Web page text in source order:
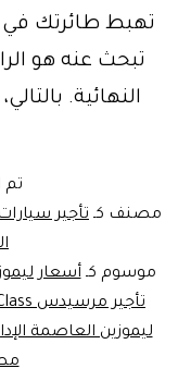
تهبط طائرتك في
تبحث عنه هو
النهائية.
تم
مصنف كـ تأجير
موسوم كـأسعار
تأجير مرسيدس V-Class مصر
ليموزين العاصمة